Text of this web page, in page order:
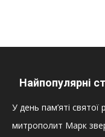
Найпопулярні
У день пам’яті
митрополит Марк